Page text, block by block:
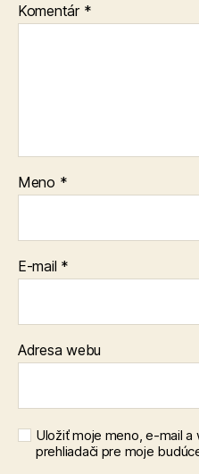
Komentár *
Meno *
E-mail *
Adresa webu
Uložiť moje meno, e-mail
prehliadači pre moje